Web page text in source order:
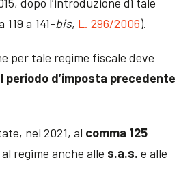
119 a 141-bis, L. 296/2006).
per tale regime fiscale deve
d’imposta precedente
nel 2021, al comma 125
regime anche alle s.a.s. e alle